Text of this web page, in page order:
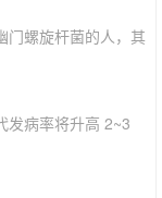
门螺旋杆菌的人，其
发病率将升高 2~3